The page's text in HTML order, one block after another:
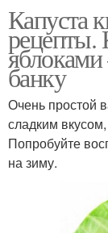
Капуста
рецепты.
банку
Очень простой
сладким
Попробуйте
на зиму.